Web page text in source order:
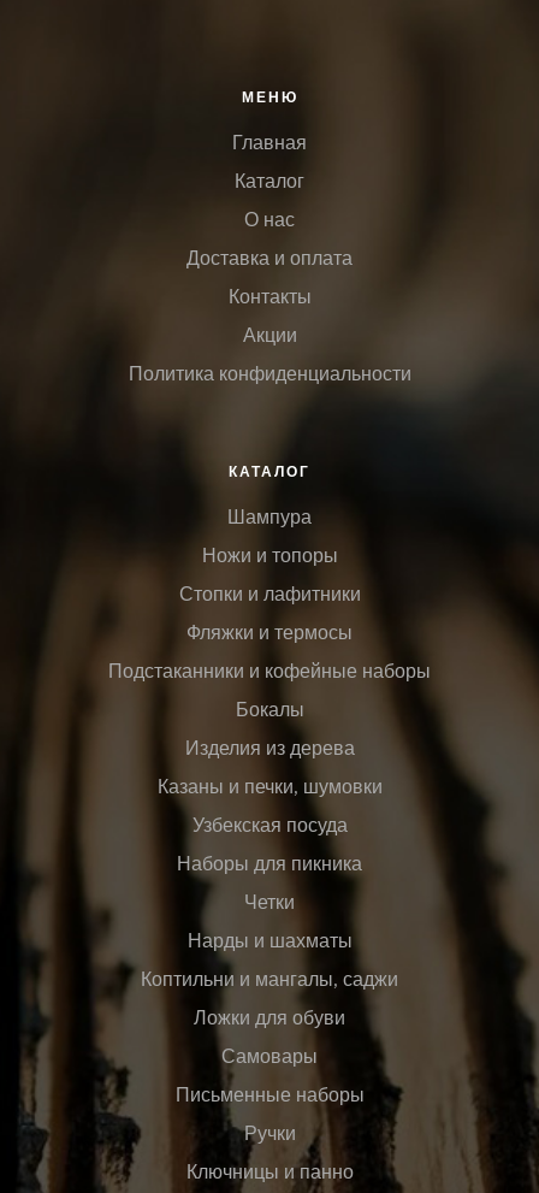
МЕНЮ
Главная
Каталог
О нас
Доставка и оплата
Контакты
Акции
Политика конфиденциальности
КАТАЛОГ
Шампура
Ножи и топоры
Стопки и лафитники
Фляжки и термосы
Подстаканники и кофейные наборы
Бокалы
Изделия из дерева
Казаны и печки, шумовки
Узбекская посуда
Наборы для пикника
Четки
Нарды и шахматы
Коптильни и мангалы, саджи
Ложки для обуви
Самовары
Письменные наборы
Ручки
Ключницы и панно